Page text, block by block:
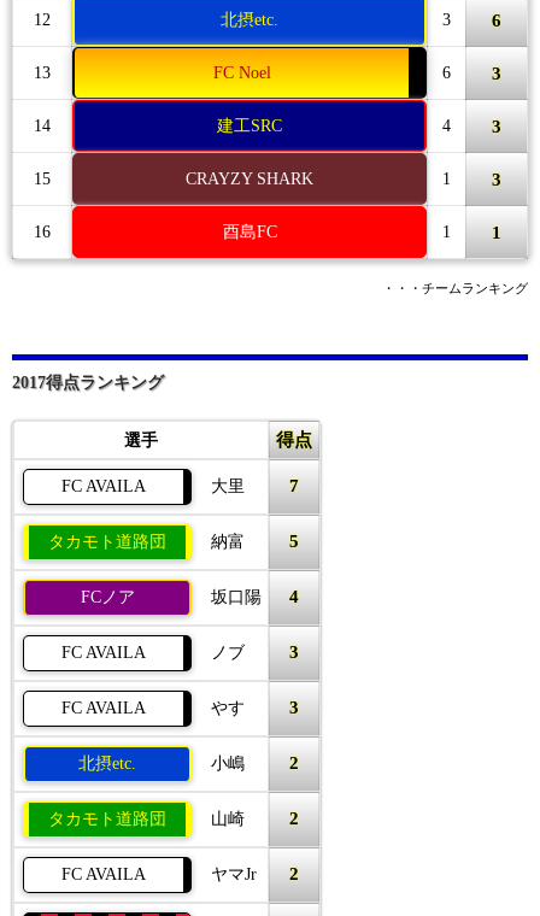
12 北摂etc. 3 6
13 FC Noel 6 3
14 建工SRC 4 3
15 CRAYZY SHARK 1 3
16 酉島FC 1 1
・・・チームランキング
2017得点ランキング
選手 得点
FC AVAILA 大里 7
タカモト道路団 納富 5
FCノア 坂口陽 4
FC AVAILA ノブ 3
FC AVAILA やす 3
北摂etc. 小嶋 2
タカモト道路団 山崎 2
FC AVAILA ヤマJr 2